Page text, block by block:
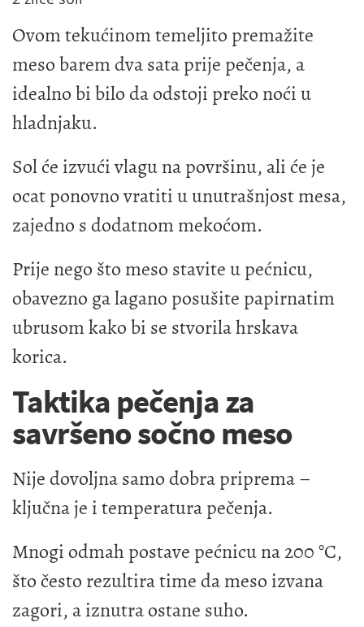
Ovom tekućinom temeljito premažite
meso barem dva sata prije pečenja, a
idealno bi bilo da odstoji preko noći u
hladnjaku.
Sol će izvući vlagu na površinu, ali će je
ocat ponovno vratiti u unutrašnjost mesa,
zajedno s dodatnom mekoćom.
Prije nego što meso stavite u pećnicu,
obavezno ga lagano posušite papirnatim
ubrusom kako bi se stvorila hrskava
korica.
Taktika pečenja za
savršeno sočno meso
Nije dovoljna samo dobra priprema –
ključna je i temperatura pečenja.
Mnogi odmah postave pećnicu na 200 °C,
što često rezultira time da meso izvana
zagori, a iznutra ostane suho.